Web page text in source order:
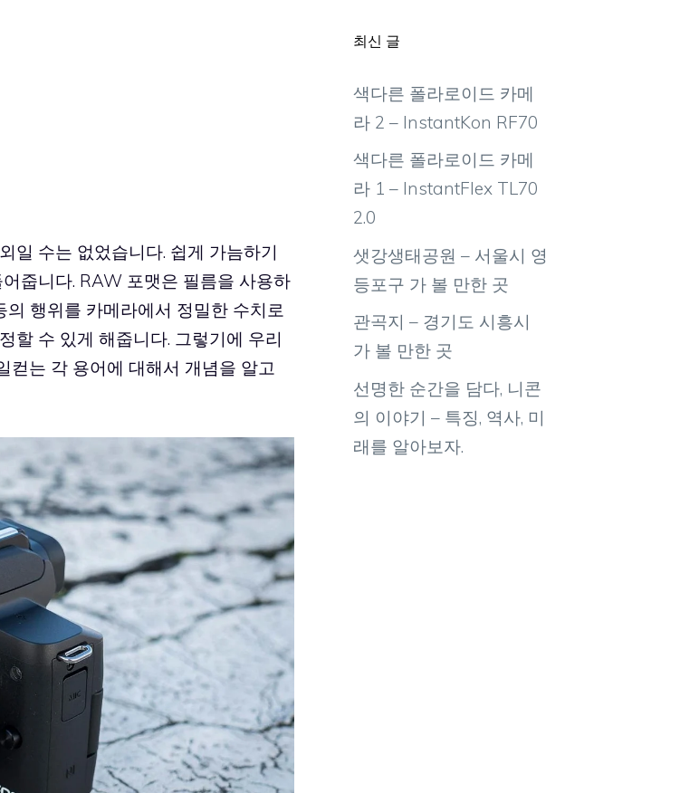
일 수는 없었습니다. 쉽게 가늠하기
줍니다. RAW 포맷은 필름을 사용하
행위를 카메라에서 정밀한 수치로
할 수 있게 해줍니다. 그렇기에 우리
컫는 각 용어에 대해서 개념을 알고
최신 글
색다른 폴라로이드 카메
라 2 – InstantKon RF70
색다른 폴라로이드 카메
라 1 – InstantFlex TL70
2.0
샛강생태공원 – 서울시 영
등포구 가 볼 만한 곳
관곡지 – 경기도 시흥시
가 볼 만한 곳
선명한 순간을 담다, 니콘
의 이야기 – 특징, 역사, 미
래를 알아보자.